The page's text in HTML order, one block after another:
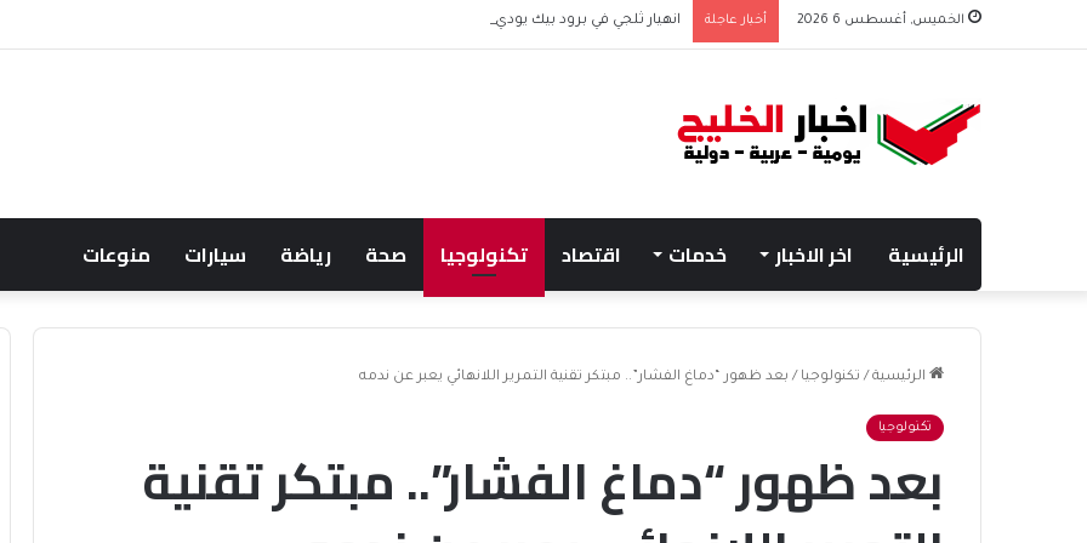
الخميس, أغسطس 6 2026 أخبار عاجلة انهيار ثلجي في برود بيك يودي بحياة نظيرة الحارثي وبورجا
الرئيسية اخر الاخبار خدمات اقتصاد تكنولوجيا صحة رياضة سيارات منوعات
الرئيسية / تكنولوجيا / بعد ظهور “دماغ الفشار”.. مبتكر تقنية التمرير اللانهائي يعبر عن ندمه
تكنولوجيا
بعد ظهور “دماغ الفشار”.. مبتكر تقنية